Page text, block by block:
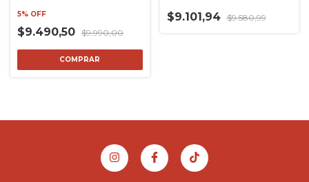
5% OFF
$9.490,50 $9.990,00
COMPRAR
$9.101,94 $9.580,99